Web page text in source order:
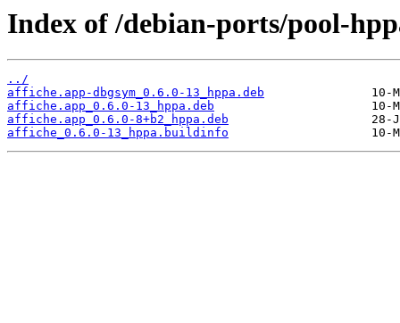
Index of /debian-ports/pool-
../
affiche.app-dbgsym_0.6.0-13_hppa.deb
affiche.app_0.6.0-13_hppa.deb
affiche.app_0.6.0-8+b2_hppa.deb
affiche_0.6.0-13_hppa.buildinfo